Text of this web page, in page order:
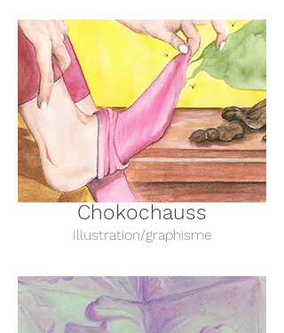
Chokochauss
Illustration/graphisme